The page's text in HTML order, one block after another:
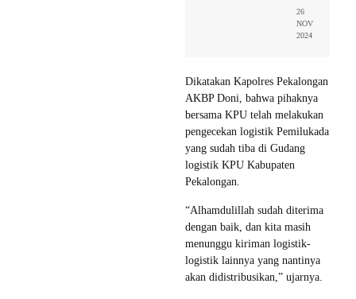
26
NOV
2024
Dikatakan Kapolres Pekalongan
AKBP Doni, bahwa pihaknya
bersama KPU telah melakukan
pengecekan logistik Pemilukada
yang sudah tiba di Gudang
logistik KPU Kabupaten
Pekalongan.
“Alhamdulillah sudah diterima
dengan baik, dan kita masih
menunggu kiriman logistik-
logistik lainnya yang nantinya
akan didistribusikan,” ujarnya.